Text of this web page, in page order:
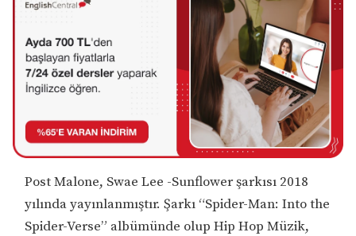
Post Malone, Swae Lee -Sunflower şarkısı 2018
yılında yayınlanmıştır. Şarkı “Spider-Man: Into the
Spider-Verse” albümünde olup Hip Hop Müzik,